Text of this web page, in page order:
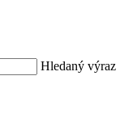
Hledaný výraz